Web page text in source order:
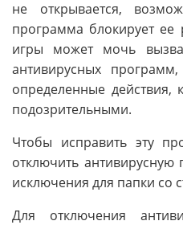
не открывается,
программа блокирует ее
игры может мочь
антивирусных
определенные действия,
подозрительными.
Чтобы исправить эту
отключить
исключения для папки со
Для отключения